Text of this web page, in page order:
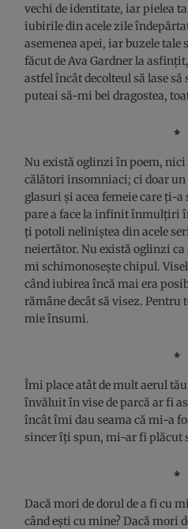
vechi de identitate, iar pielea
iubirile din acele zile
asemenea apei, iar buzele tale
făcut de Ava Gardner la
astfel încât decolteul să lase
puteai să-mi bei dragostea,
⁎
Nu există oglinzi în poem,
călători insomniaci; ci doar
glasuri și acea femeie care ți-a
pare a face la infinit înmulțiri
ți potoli neliniștea din acele
neiertător. Nu există oglinzi
mi schimonosește chipul.
când iubirea încă mai era
rămâne decât să visez.
mie însumi.
⁎
Îmi place atât de mult aerul
învăluit în vise de parcă ar fi
încât îmi dau seama că mi-a
sincer îți spun, mi-ar fi plăcut
⁎
Dacă mori de dorul de a fi cu
când ești cu mine? Dacă mori